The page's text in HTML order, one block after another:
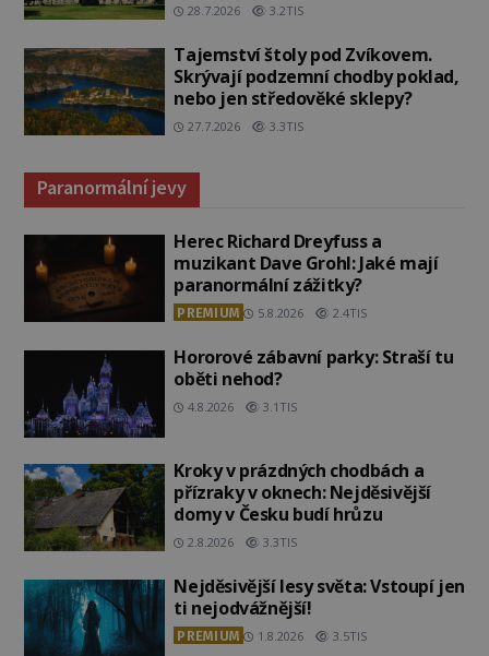
28.7.2026 3.2TIS
Tajemství štoly pod Zvíkovem.
Skrývají podzemní chodby poklad,
nebo jen středověké sklepy?
27.7.2026 3.3TIS
Paranormální jevy
Herec Richard Dreyfuss a
muzikant Dave Grohl: Jaké mají
paranormální zážitky?
PREMIUM 5.8.2026 2.4TIS
Hororové zábavní parky: Straší tu
oběti nehod?
4.8.2026 3.1TIS
Kroky v prázdných chodbách a
přízraky v oknech: Nejděsivější
domy v Česku budí hrůzu
2.8.2026 3.3TIS
Nejděsivější lesy světa: Vstoupí jen
ti nejodvážnější!
PREMIUM 1.8.2026 3.5TIS